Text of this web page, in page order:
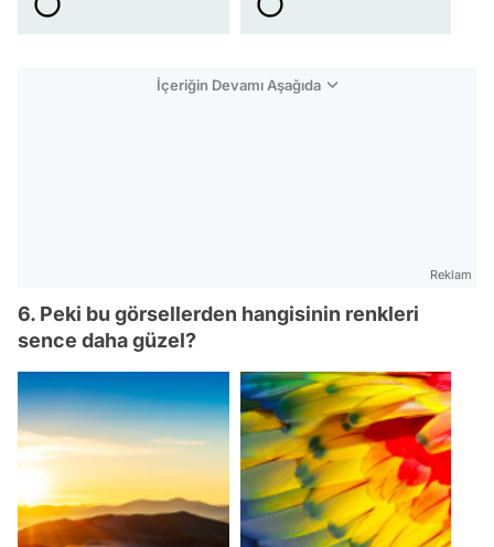
İçeriğin Devamı Aşağıda
Reklam
6. Peki bu görsellerden hangisinin renkleri
sence daha güzel?